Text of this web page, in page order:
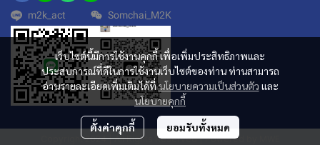
เว็บไซต์นี้มีการใช้งานคุกกี้ เพื่อเพิ่มประสิทธิภาพและ
ประสบการณ์ที่ดีในการใช้งานเว็บไซต์ของท่าน ท่านสามารถ
อ่านรายละเอียดเพิ่มเติมได้ที่นโยบายความเป็นส่วนตัว และ
นโยบายคุกกี้
ตั้งค่าคุกกี้ ยอมรับทั้งหมด
m2k_act Somchai_M2K
Copyright 2024 | All Rights Reserved | Powered by MWE